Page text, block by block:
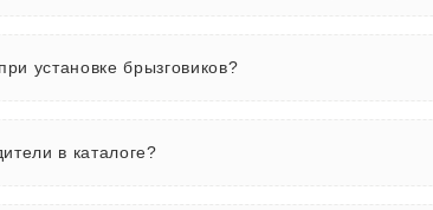
установке брызговиков?
в каталоге?